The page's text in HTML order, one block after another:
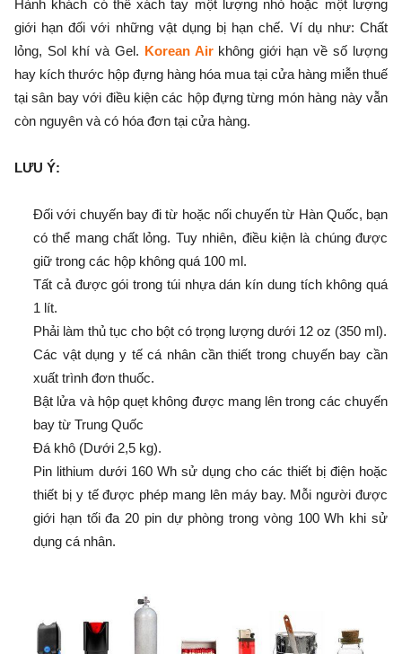
Hành khách có thể xách tay một lượng nhỏ hoặc một lượng
giới hạn đối với những vật dụng bị hạn chế. Ví dụ như: Chất
lỏng, Sol khí và Gel. Korean Airkhông giới hạn về số lượng
hay kích thước hộp đựng hàng hóa mua tại cửa hàng miễn thuế
tại sân bay với điều kiện các hộp đựng từng món hàng này vẫn
còn nguyên và có hóa đơn tại cửa hàng.
LƯU Ý:
Đối với chuyến bay đi từ hoặc nối chuyến từ Hàn Quốc, bạn
có thể mang chất lỏng. Tuy nhiên, điều kiện là chúng được
giữ trong các hộp không quá 100 ml.
Tất cả được gói trong túi nhựa dán kín dung tích không quá
1 lít.
Phải làm thủ tục cho bột có trọng lượng dưới 12 oz (350 ml).
Các vật dụng y tế cá nhân cần thiết trong chuyến bay cần
xuất trình đơn thuốc.
Bật lửa và hộp quẹt không được mang lên trong các chuyến
bay từ Trung Quốc
Đá khô (Dưới 2,5 kg).
Pin lithium dưới 160 Wh sử dụng cho các thiết bị điện hoặc
thiết bị y tế được phép mang lên máy bay. Mỗi người được
giới hạn tối đa 20 pin dự phòng trong vòng 100 Wh khi sử
dụng cá nhân.